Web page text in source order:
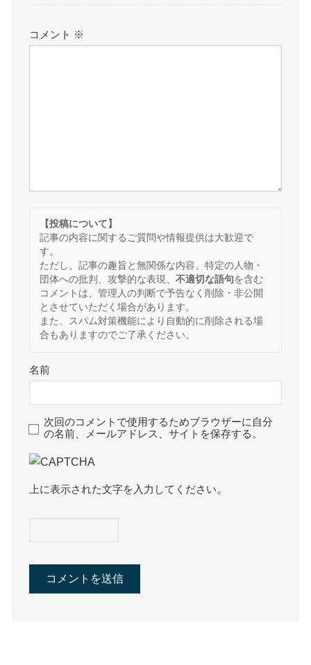
コメント ※
【投稿について】
記事の内容に関するご質問や情報提供は大歓迎で
す。
ただし、記事の趣旨と無関係な内容、特定の人物・
団体への批判、攻撃的な表現、 不適切な語句を含む
コメントは、管理人の判断で予告なく削除・非公開
とさせていただく場合があります。
また、スパム対策機能により自動的に削除される場
合もありますのでご了承ください。
名前
次回のコメントで使用するためブラウザーに自分
の名前、メールアドレス、サイトを保存する。
上に表示された文字を入力してください。